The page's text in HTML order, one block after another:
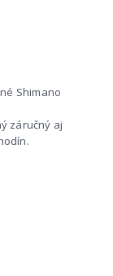
Shimano
záručný aj